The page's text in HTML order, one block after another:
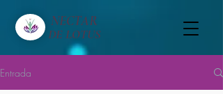
NECTAR
DE LOTUS
Entrada